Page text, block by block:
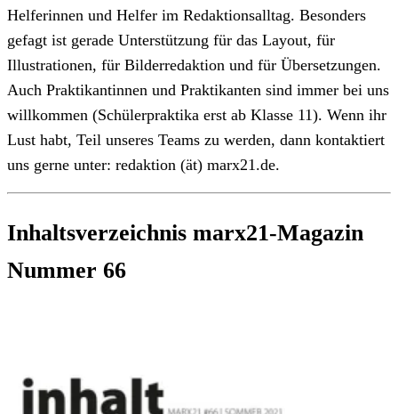
Helferinnen und Helfer im Redaktionsalltag. Besonders
gefagt ist gerade Unterstützung für das Layout, für
Illustrationen, für Bilderredaktion und für Übersetzungen.
Auch Praktikantinnen und Praktikanten sind immer bei uns
willkommen (Schülerpraktika erst ab Klasse 11). Wenn ihr
Lust habt, Teil unseres Teams zu werden, dann kontaktiert
uns gerne unter: redaktion (ät) marx21.de.
Inhaltsverzeichnis marx21-Magazin
Nummer 66